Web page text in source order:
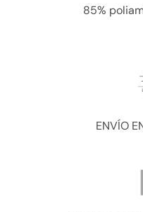
85%
ENVÍO